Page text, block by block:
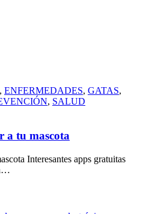
, ENFERMEDADES, GATAS,
, SALUD
a tu mascota
Interesantes apps gratuitas